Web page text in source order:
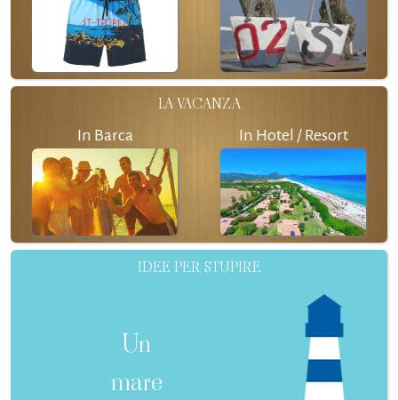
LA VACANZA
In Barca In Hotel / Resort
IDEE PER STUPIRE
Un
mare